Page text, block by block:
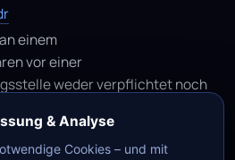
einem
vor einer
weder verpflichtet noch
& Analyse
Cookies – und mit